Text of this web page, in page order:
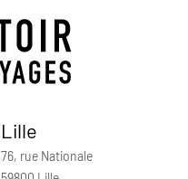
Lille
76, rue Nationale